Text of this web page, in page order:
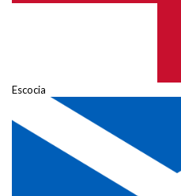
Escocia